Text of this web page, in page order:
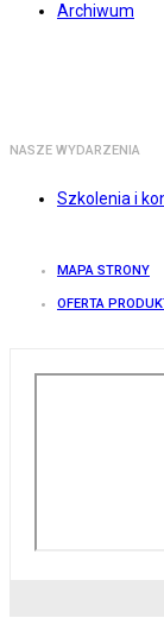
Archiwum
NASZE WYDARZENIA
Szkolenia i
MAPA STRONY
OFERTA